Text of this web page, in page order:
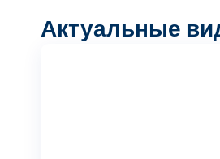
Актуальные